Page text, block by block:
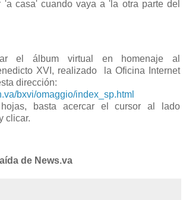
'a casa' cuando vaya a 'la otra parte del
el álbum virtual en homenaje al
XVI, realizado la Oficina Internet
dirección:
bxvi/omaggio/index_sp.html
basta acercar el cursor al lado
clicar.
de News.va